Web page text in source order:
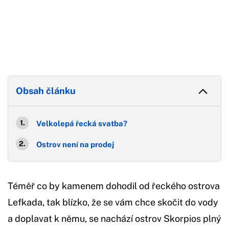
Obsah článku
Velkolepá řecká svatba?
Ostrov není na prodej
Téměř co by kamenem dohodil od řeckého ostrova
Lefkada, tak blízko, že se vám chce skočit do vody
a doplavat k němu, se nachází ostrov Skorpios plný